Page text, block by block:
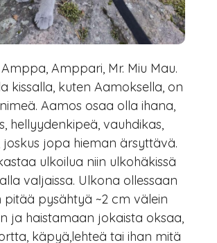
Amppari, Mr. Miu Mau.
kissalla, kuten Aamoksella, on
Aamos osaa olla ihana,
hellyydenkipeä, vauhdikas,
joskus jopa hieman ärsyttävä.
ulkoilua niin ulkohäkissä
valjaissa. Ulkona ollessaan
pitää pysähtyä ~2 cm välein
ja haistamaan jokaista oksaa,
käpyä,lehteä tai ihan mitä